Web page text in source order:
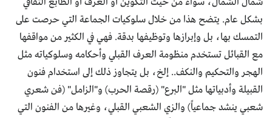
بشكل عام. يتضح هذا من خلال سلوكيات الجماعة التي حرصت على
التمسك بها، بل وإبرازها وتوظيفها بدقة. فهي في الكثير من مواقفها
مع القبائل تستخدم منظومة العرف القبلي وأحكامه وسلوكياته مثل
الهجر والتحكيم والنكف.. إلخ، بل يتجاوز ذلك إلى استخدام فنون
القبيلة وأدبياتها مثل "البرع" (رقصة الحرب) و"الزامل" (فن شعري
شعبي ينشد جماعياً) والزي الشعبي القبلي، وغيرها من الفنون التي